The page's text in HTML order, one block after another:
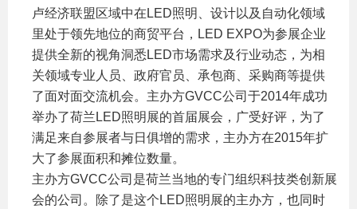
卢经济联盟区域中在LED照明、设计以及自动化领域
里处于领先地位的商贸平台，LED EXPO为参展企业
提供全新的视角洞悉LED市场需求及行业动态，为相
关领域专业人员、政府官员、承包商、采购商等提供
了面对面交流机会。主办方GVCC公司于2014年成功
举办了荷兰LED照明展的首届展会，广受好评，为了
满足来自参展者与日俱增的需求，主办方在2015年扩
大了参展面积和摊位数量。
主办方GVCC公司是荷兰当地的专门组织科技类创新展
会的公司。除了是这个LED照明展的主办方，也同时